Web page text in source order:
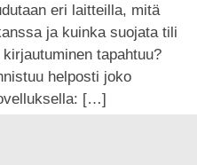
eri laitteilla, mitä
ja kuinka suojata tili
tapahtuu?
helposti joko
[…]